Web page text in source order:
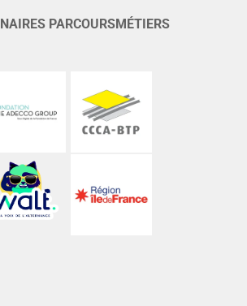
PARCOURSMÉTIERS